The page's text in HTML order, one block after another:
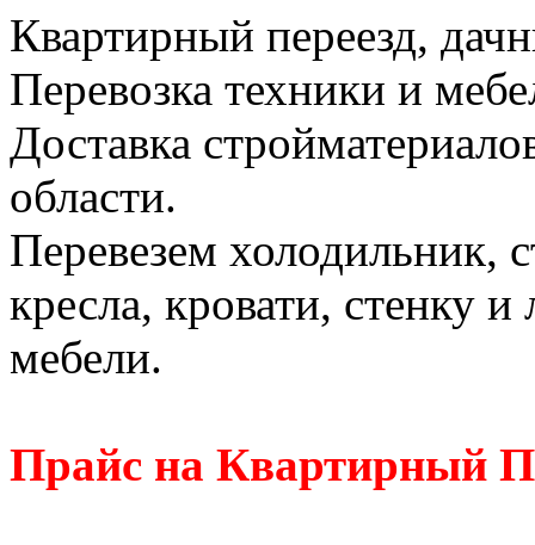
Квартирный переезд,
Перевозка техники и
Доставка
области.
Перевезем холодильник,
кресла, кровати, стенку
мебели.
Прайс на Квартирный